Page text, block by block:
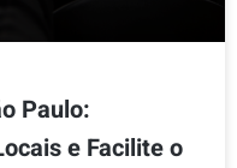
Paulo:
e Facilite o